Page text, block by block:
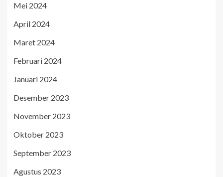
Mei 2024
April 2024
Maret 2024
Februari 2024
Januari 2024
Desember 2023
November 2023
Oktober 2023
September 2023
Agustus 2023